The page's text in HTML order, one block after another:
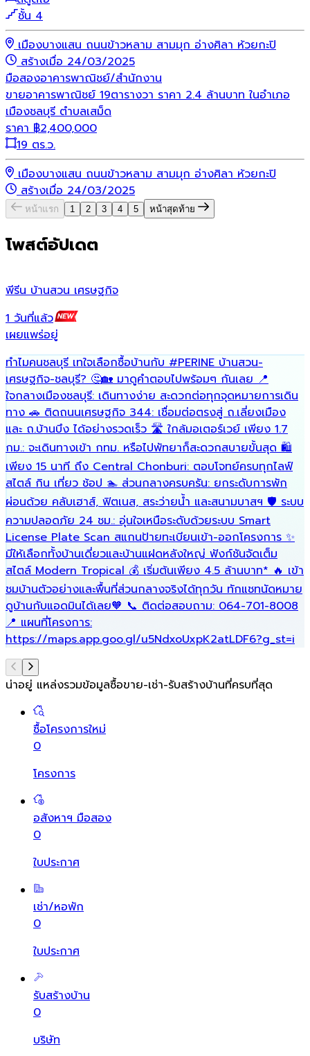
ชั้น 4
เมืองบางแสน ถนนข้าวหลาม สามมุก อ่างศิลา ห้วยกะปิ
สร้างเมื่อ 24/03/2025
มือสองอาคารพาณิชย์/สำนักงาน
ขายอาคารพาณิชย์ 19ตารางวา ราคา 2.4 ล้านบาท ในอำเภอ
เมืองชลบุรี ตำบลเสม็ด
ราคา ฿2,400,000
19 ตร.ว.
เมืองบางแสน ถนนข้าวหลาม สามมุก อ่างศิลา ห้วยกะปิ
สร้างเมื่อ 24/03/2025
หน้าแรก 1 2 3 4 5 หน้าสุดท้าย
โพสต์อัปเดต
พีรีน บ้านสวน เศรษฐกิจ
1 วันที่แล้ว
เผยแพร่อยู่
ทำไมคนชลบุรี เทใจเลือกซื้อบ้านกับ #PERINE บ้านสวน-
เศรษฐกิจ-ชลบุรี? 🤔🏡 มาดูคำตอบไปพร้อมๆ กันเลย 📍
ใจกลางเมืองชลบุรี: เดินทางง่าย สะดวกต่อทุกจุดหมายการเดิน
ทาง 🚗 ติดถนนเศรษฐกิจ 344: เชื่อมต่อตรงสู่ ถ.เลี่ยงเมือง
และ ถ.บ้านบึง ได้อย่างรวดเร็ว 🛣️ ใกล้มอเตอร์เวย์ เพียง 1.7
กม.: จะเดินทางเข้า กทม. หรือไปพัทยาก็สะดวกสบายขั้นสุด 🛍️
เพียง 15 นาที ถึง Central Chonburi: ตอบโจทย์ครบทุกไลฟ์
สไตล์ กิน เที่ยว ช้อป 🏊 ส่วนกลางครบครัน: ยกระดับการพัก
ผ่อนด้วย คลับเฮาส์, ฟิตเนส, สระว่ายน้ำ และสนามบาสฯ 🛡️ ระบบ
ความปลอดภัย 24 ชม.: อุ่นใจเหนือระดับด้วยระบบ Smart
License Plate Scan สแกนป้ายทะเบียนเข้า-ออกโครงการ ✨
มีให้เลือกทั้งบ้านเดี่ยวและบ้านแฝดหลังใหญ่ ฟังก์ชันจัดเต็ม
สไตล์ Modern Tropical 💰 เริ่มต้นเพียง 4.5 ล้านบาท* 🔥 เข้า
ชมบ้านตัวอย่างและพื้นที่ส่วนกลางจริงได้ทุกวัน ทักแชทนัดหมาย
ดูบ้านกับแอดมินได้เลย🧡 📞 ติดต่อสอบถาม: 064-701-8008
📍 แผนที่โครงการ:
https://maps.app.goo.gl/u5NdxoUxpK2atLDF6?g_st=i
น่าอยู่ แหล่งรวมข้อมูลซื้อขาย-เช่า-รับสร้างบ้านที่ครบที่สุด
ซื้อโครงการใหม่
0
โครงการ
อสังหาฯ มือสอง
0
ใบประกาศ
เช่า/หอพัก
0
ใบประกาศ
รับสร้างบ้าน
0
บริษัท